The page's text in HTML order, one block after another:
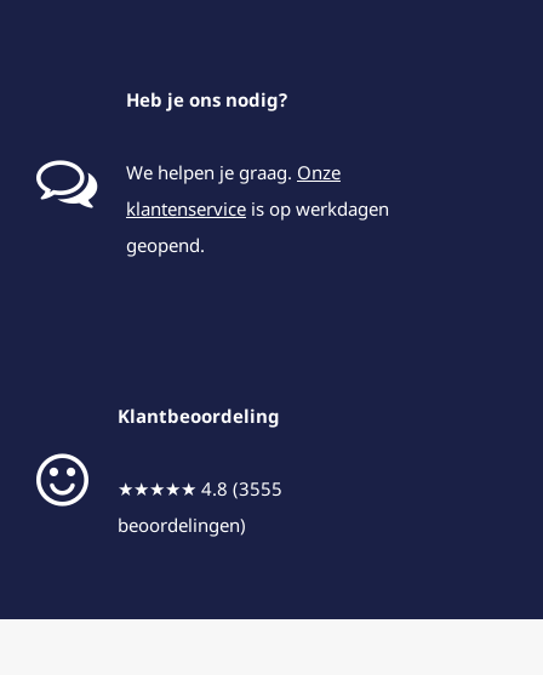
Heb je ons nodig?
We helpen je graag. Onze
klantenservice is op werkdagen
geopend.
Klantbeoordeling
★★★★★ 4.8 (3555
beoordelingen)